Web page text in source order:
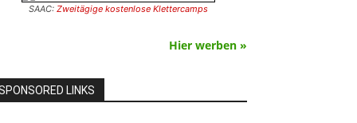
SAAC: Zweitägige kostenlose Klettercamps
Hier werben »
LINKS